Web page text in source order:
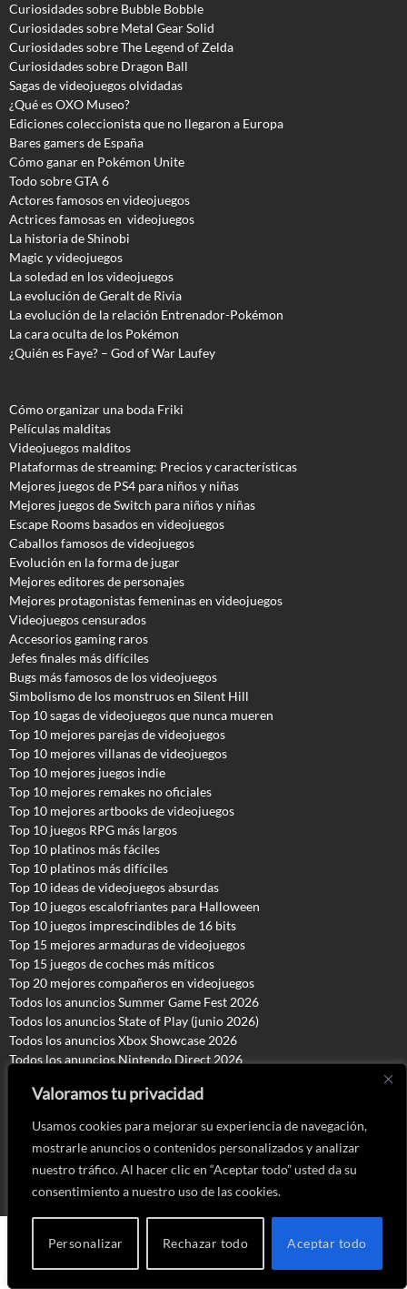
Valoramos tu privacidad
Usamos cookies para mejorar su experiencia de navegación,
mostrarle anuncios o contenidos personalizados y analizar
nuestro tráfico. Al hacer clic en “Aceptar todo” usted da su
consentimiento a nuestro uso de las cookies.
Personalizar Rechazar todo Aceptar todo
Curiosidades sobre Bubble Bobble
Curiosidades sobre Metal Gear Solid
Curiosidades sobre The Legend of Zelda
Curiosidades sobre Dragon Ball
Sagas de videojuegos olvidadas
¿Qué es OXO Museo?
Ediciones coleccionista que no llegaron a Europa
Bares gamers de España
Cómo ganar en Pokémon Unite
Todo sobre GTA 6
Actores famosos en videojuegos
Actrices famosas en videojuegos
La historia de Shinobi
Magic y videojuegos
La soledad en los videojuegos
La evolución de Geralt de Rivia
La evolución de la relación Entrenador-Pokémon
La cara oculta de los Pokémon
¿Quién es Faye? – God of War Laufey
Cómo organizar una boda Friki
Películas malditas
Videojuegos malditos
Plataformas de streaming: Precios y características
Mejores juegos de PS4 para niños y niñas
Mejores juegos de Switch para niños y niñas
Escape Rooms basados en videojuegos
Caballos famosos de videojuegos
Evolución en la forma de jugar
Mejores editores de personajes
Mejores protagonistas femeninas en videojuegos
Videojuegos censurados
Accesorios gaming raros
Jefes finales más difíciles
Bugs más famosos de los videojuegos
Simbolismo de los monstruos en Silent Hill
Top 10 sagas de videojuegos que nunca mueren
Top 10 mejores parejas de videojuegos
Top 10 mejores villanas de videojuegos
Top 10 mejores juegos indie
Top 10 mejores remakes no oficiales
Top 10 mejores artbooks de videojuegos
Top 10 juegos RPG más largos
Top 10 platinos más fáciles
Top 10 platinos más difíciles
Top 10 ideas de videojuegos absurdas
Top 10 juegos escalofriantes para Halloween
Top 10 juegos imprescindibles de 16 bits
Top 15 mejores armaduras de videojuegos
Top 15 juegos de coches más míticos
Top 20 mejores compañeros en videojuegos
Todos los anuncios Summer Game Fest 2026
Todos los anuncios State of Play (junio 2026)
Todos los anuncios Xbox Showcase 2026
Todos los anuncios Nintendo Direct 2026
Anuncios The Game Awards 2025
Copyright © 2016 - 2026
Cosas de Chicas Gamers. Todos los derechos reservados